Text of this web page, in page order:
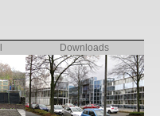
Downloads